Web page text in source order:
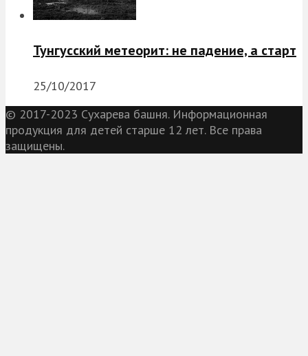
Тунгусский метеорит: не падение, а старт
25/10/2017
© 2017-2023 Сухарева башня. Информационная
продукция для детей старше 12 лет. Все права
защищены.